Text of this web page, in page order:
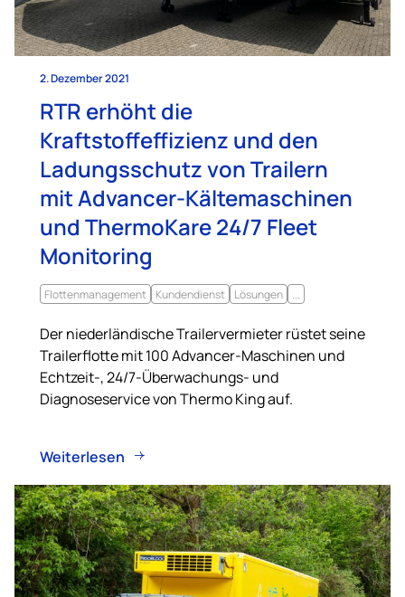
2. Dezember 2021
RTR erhöht die
Kraftstoffeffizienz und den
Ladungsschutz von Trailern
mit Advancer-Kältemaschinen
und ThermoKare 24/7 Fleet
Monitoring
Flottenmanagement Kundendienst Lösungen
Der niederländische Trailervermieter rüstet seine
Trailerflotte mit 100 Advancer-Maschinen und
Echtzeit-, 24/7-Überwachungs- und
Diagnoseservice von Thermo King auf.
Weiterlesen